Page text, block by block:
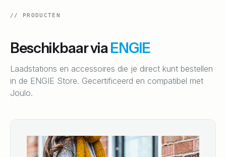
// PRODUCTEN
Beschikbaar viaENGIE
Laadstations en accessoires die je direct kunt bestellen
in de ENGIE Store. Gecertificeerd en compatibel met
Joulo.